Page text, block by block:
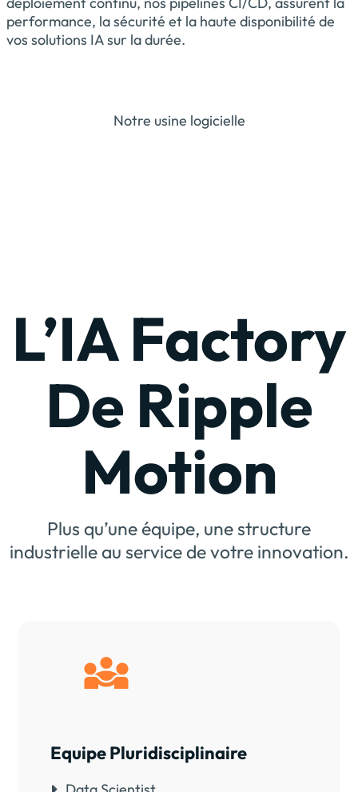
performance, la sécurité et la haute disponibilité de
vos solutions IA sur la durée.
Notre usine logicielle
L’IA Factory
De Ripple
Motion
Plus qu’une équipe, une structure
industrielle au service de votre innovation.
Equipe Pluridisciplinaire